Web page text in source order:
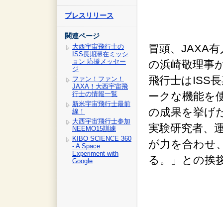
プレスリリース
関連ページ
大西宇宙飛行士の
ISS長期滞在ミッシ
ョン 応援メッセー
ジ
ファン！ファン！
JAXA！大西宇宙飛
行士の情報一覧
新米宇宙飛行士最前
線！
大西宇宙飛行士参加
NEEMO15訓練
KIBO SCIENCE 360
- A Space
Experiment with
Google
冒頭、JAXA
の浜崎敬理事
飛行士はISS
ークな機能を
の成果を挙げ
実験研究者、
が力を合わせ
る。」との挨